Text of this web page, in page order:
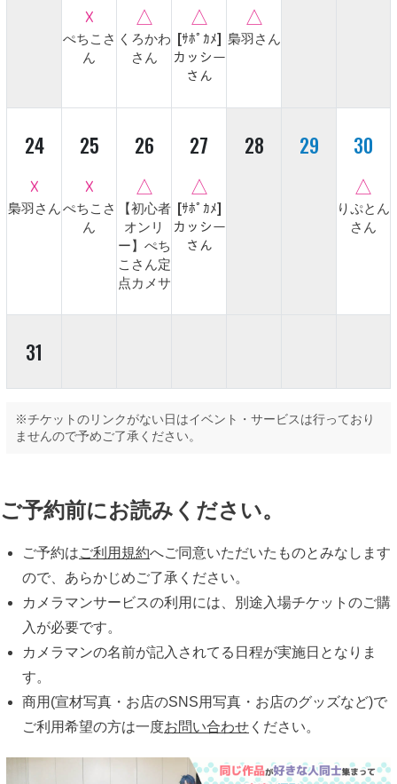
☓
ぺちこさ
ん
△
くろかわ
さん
△
[ｻﾎﾟｶﾒ]
カッシー
さん
△
梟羽さん
24
☓
梟羽さん
25
☓
ぺちこさ
ん
26
△
【初心者
オンリ
ー】ぺち
こさん定
点カメサ
27
△
[ｻﾎﾟｶﾒ]
カッシー
さん
28 29
30
△
りぷとん
さん
31
※チケットのリンクがない日はイベント・サービスは行っており
ませんので予めご了承ください。
ご予約前にお読みください。
ご予約はご利用規約へご同意いただいたものとみなします
ので、あらかじめご了承ください。
カメラマンサービスの利用には、別途入場チケットのご購
入が必要です。
カメラマンの名前が記入されてる日程が実施日となりま
す。
商用(宣材写真・お店のSNS用写真・お店のグッズなど)で
ご利用希望の方は一度お問い合わせ ください。